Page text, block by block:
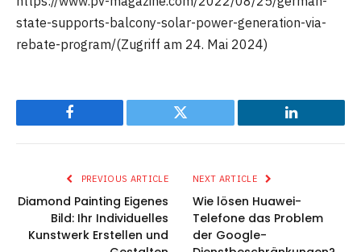
state-supports-balcony-solar-power-generation-via-
rebate-program/(Zugriff am 24. Mai 2024)
Facebook Twitter LinkedIn
PREVIOUS ARTICLE
Diamond Painting Eigenes
Bild: Ihr Individuelles
Kunstwerk Erstellen und
NEXT ARTICLE
Wie lösen Huawei-
Telefone das Problem
der Google-